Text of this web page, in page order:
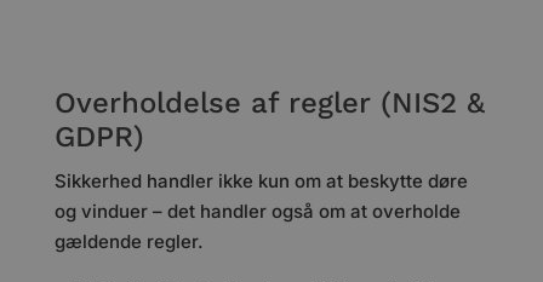
Overholdelse af regler (NIS2 &
GDPR)
Sikkerhed handler ikke kun om at beskytte døre
og vinduer – det handler også om at overholde
gældende regler.